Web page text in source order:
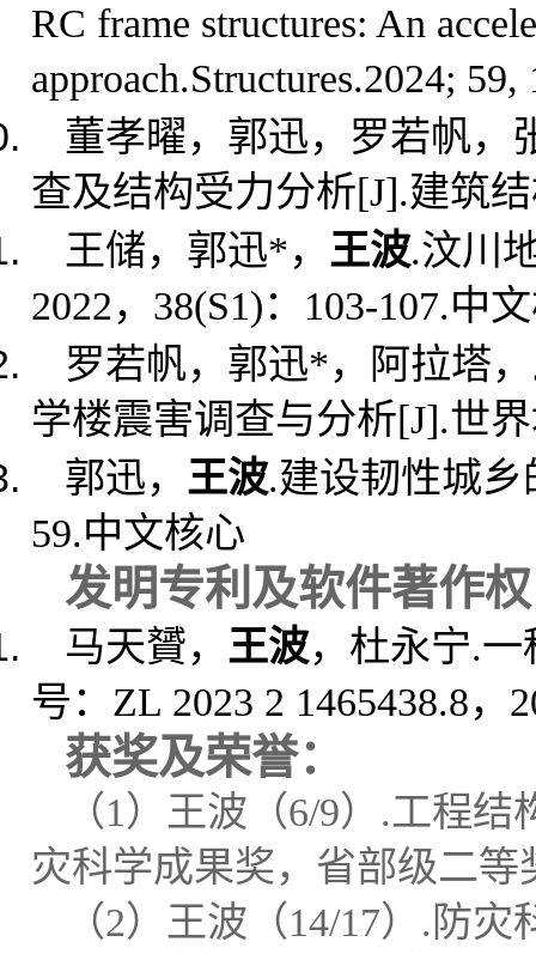
RC frame structures: An
approach.Structures.2024; 59,
董孝曜，郭迅，罗若帆，
查及结构受力分析[J].建筑
王储，郭迅*， 王波.汶川
2022， 38(S1)： 103-107.中
罗若帆，郭迅*，阿拉塔，
学楼震害调查与分析[J].世
郭迅， 王波.建设韧性城
59.中文核心
发明专利及软件著作
马天贇， 王波， 杜永宁.一
号 ： ZL 2023 2 1465438.8， 2
获奖及荣誉：
（1 ）王波（6/9） .工程结
灾科学成果奖，省部级二等
（2）王波（14/17） . 防灾